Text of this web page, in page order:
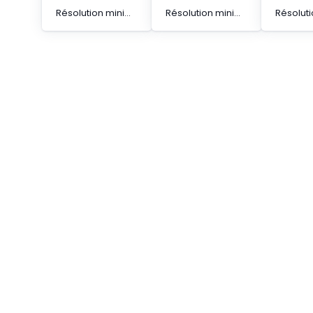
Résolution minimale de l'objet de 30 mm et hauteur protégée de 600 mm Barrière immatérielle de type standard
Résolution minimale de l'objet de 14 mm et hauteur protégée de 280 mm Barrière immatérielle de type standard